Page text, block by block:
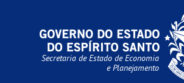
Secretaria de Estado de Economia
e Planejamento